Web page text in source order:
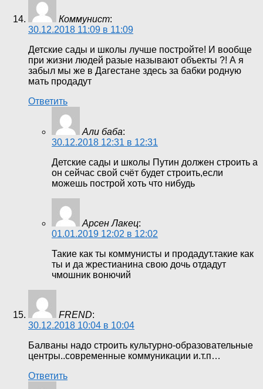
Коммунист:
30.12.2018 11:09 в 11:09
Детские сады и школы лучше постройте! И вообще
при жизни людей разые называют объекты ?! А я
забыл мы же в Дагестане здесь за бабки родную
мать продадут
Ответить
Али баба:
30.12.2018 12:31 в 12:31
Детские сады и школы Путин должен строить а
он сейчас свой счёт будет строить,если
можешь построй хоть что нибудь
Арсен Лакец:
01.01.2019 12:02 в 12:02
Такие как ты коммунисты и продадут.такие как
ты и да жрестианина свою дочь отдадут
чмошник вонючий
FREND:
30.12.2018 10:04 в 10:04
Балваны надо строить культурно-образовательные
центры..современные коммуникации и.т.п…
Ответить